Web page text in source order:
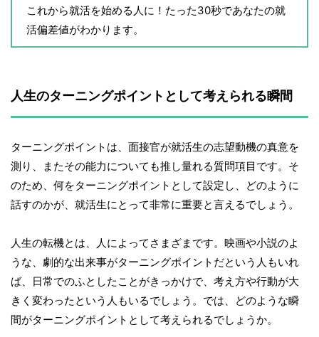
これから就活を始める人に！たった30秒であなたの就
活偏差値がわかります。
人生のターニングポイントとして考えられる瞬間
ターニングポイントは、面接官が就活生の志望動機の真意を
測り、またその能力についても推し量れる質問項目です。そ
のため、何をターニングポイントとして設定し、どのように
話すのかが、就活生にとって非常に重要と言えるでしょう。
人生の転機とは、人によってさまざまです。映画や小説のよ
うな、劇的な出来事がターニングポイントだという人もいれ
ば、日常でのふとしたことがきっかけで、考え方や行動が大
きく変わったという人もいるでしょう。では、どのような瞬
間がターニングポイントとして考えられるでしょうか。